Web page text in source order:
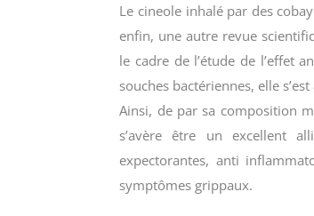
Le cineole inhalé par des
enfin, une autre revue
le cadre de l’étude de l’effet
souches bactériennes, elle
Ainsi, de par sa composition
s’avère être un excellent
expectorantes, anti
symptômes grippaux.